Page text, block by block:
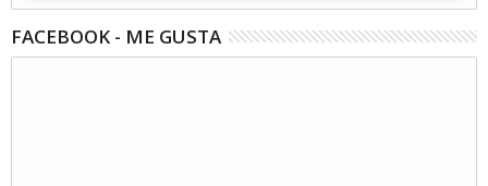
FACEBOOK - ME GUSTA